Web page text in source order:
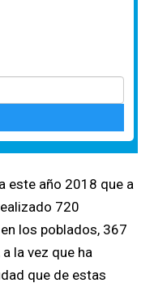
este año 2018 que a
720
los poblados, 367
la vez que ha
que de estas